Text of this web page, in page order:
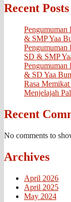
Recent Posts
Pengumuman
& SMP Yaa
SD & SMP
& SD Yaa
Rasa
Menjelajah
Recent
No comments to
Archives
April 2026
April 2025
May 2024